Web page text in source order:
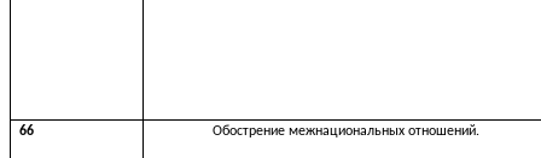
66 Обострение межнациональных отношений.